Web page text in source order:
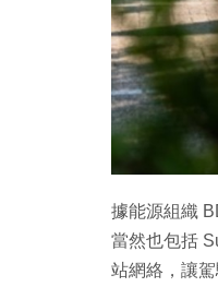
據能源組織
當然也包括
站網絡，讓駕